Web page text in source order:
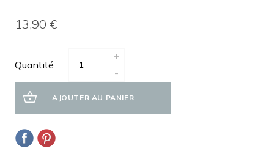
13,90 €
Quantité
+
-
AJOUTER AU PANIER